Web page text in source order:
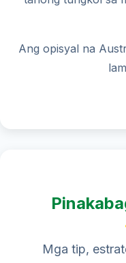
Ang opisyal na
Mga tip,